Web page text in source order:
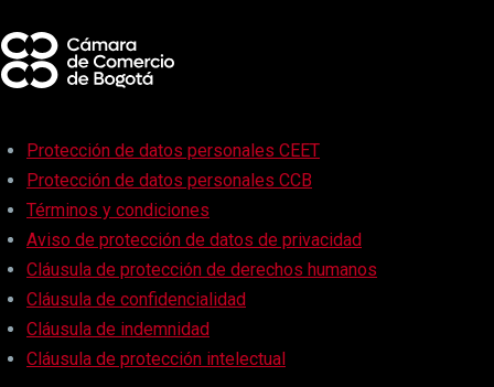
Protección de datos personales CEET
Protección de datos personales CCB
Términos y condiciones
Aviso de protección de datos de privacidad
Cláusula de protección de derechos humanos
Cláusula de confidencialidad
Cláusula de indemnidad
Cláusula de protección intelectual